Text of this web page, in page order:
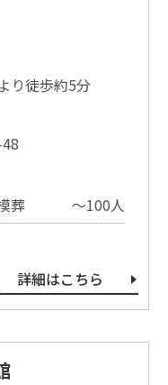
り徒歩約5分
葬
〜100⼈
詳細はこちら